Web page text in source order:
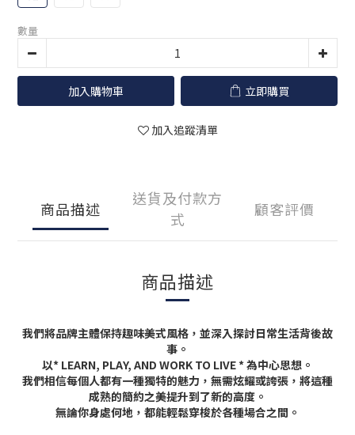
數量
加入購物車 立即購買
加入追蹤清單
商品描述
送貨及付款方
式
顧客評價
商品描述
我們將品牌主體保持趣味美式風格，並深入探討日常生活背後故
事。
以* LEARN, PLAY, AND WORK TO LIVE *為中心思想。
我們相信每個人都有一種獨特的魅力，無需炫耀或誇張，將這種
成熟的簡約之美提升到了新的高度。
無論你身處何地，都能輕鬆穿梭於各種場合之間。